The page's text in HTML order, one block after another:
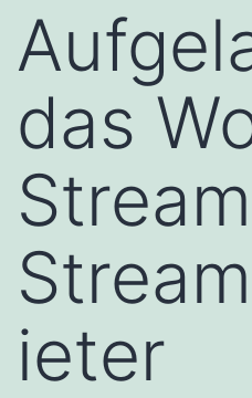
das
Stream
ieter